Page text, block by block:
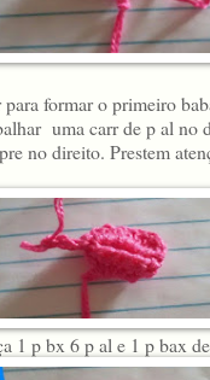
para formar o primeiro
uma carr de p al no
no direito. Prestem
1 p bx 6 p al e 1 p bax